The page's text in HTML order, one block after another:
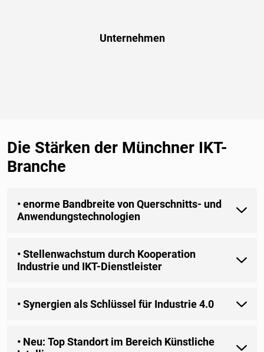
Unternehmen
Die Stärken der Münchner IKT-
Branche
• enorme Bandbreite von Querschnitts- und
Anwendungstechnologien
• Stellenwachstum durch Kooperation
Industrie und IKT-Dienstleister
• Synergien als Schlüssel für Industrie 4.0
• Neu: Top Standort im Bereich Künstliche